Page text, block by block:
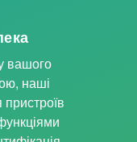
вашого
наші